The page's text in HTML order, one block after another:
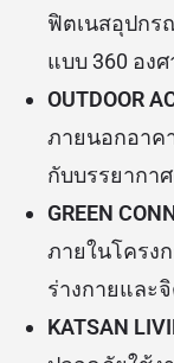
ฟิตเนสอุปกร
แบบ 360 องศ
OUTDOOR
ภายนอกอาค
กับบรรยากา
GREEN
ภายในโครง
ร่างกายและ
KATSAN